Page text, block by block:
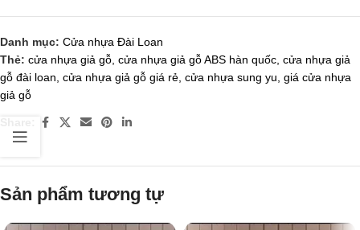
Danh mục: Cửa nhựa Đài Loan
Thẻ: cửa nhựa giả gỗ cửa nhựa giả gỗ ABS hàn quốc cửa nhựa giả
gỗ đài loan cửa nhựa giả gỗ giá rẻ cửa nhựa sung yu giá cửa nhựa
giả gỗ
Sản phẩm tương tự